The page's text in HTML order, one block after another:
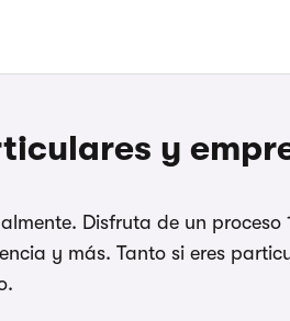
y
Disfruta de un
y más. Tanto si eres